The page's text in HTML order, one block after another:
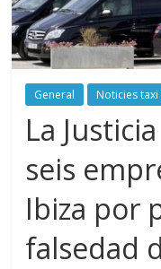
General Noticies taxi
La
seis
Ibiza por
falsedad